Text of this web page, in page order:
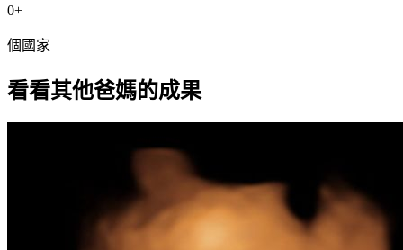
0+
個國家
看看其他爸媽的成果